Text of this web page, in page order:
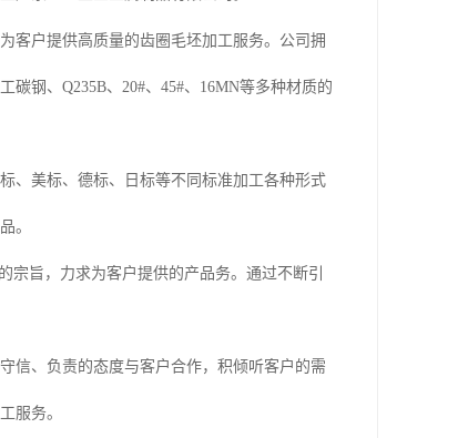
客户提供高质量的齿圈毛坯加工服务。公司拥
钢、Q235B、20#、45#、16MN等多种材质的
、美标、德标、日标等不同标准加工各种形式
。
宗旨，力求为客户提供的产品务。通过不断引
信、负责的态度与客户合作，积倾听客户的需
服务。